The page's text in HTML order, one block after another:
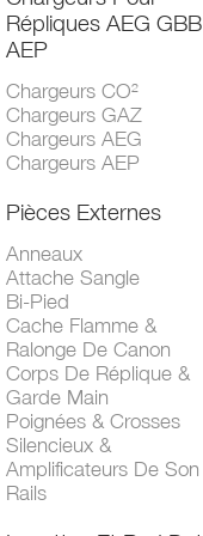
Répliques AEG GBB
AEP
Chargeurs CO²
Chargeurs GAZ
Chargeurs AEG
Chargeurs AEP
Pièces Externes
Anneaux
Attache Sangle
Bi-Pied
Cache Flamme &
Ralonge De Canon
Corps De Réplique &
Garde Main
Poignées & Crosses
Silencieux &
Amplificateurs De Son
Rails